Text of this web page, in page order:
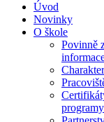
Úvod
Novinky
O škole
Povinně